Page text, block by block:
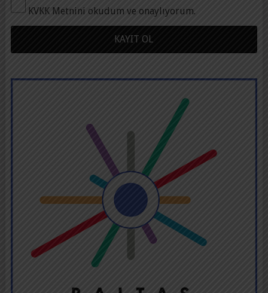
KVKK Metnini okudum ve onaylıyorum.